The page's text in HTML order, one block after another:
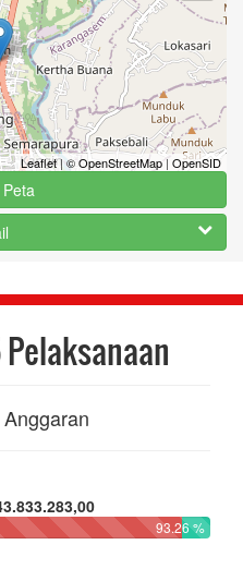
Leaflet|© OpenStreetMap|OpenSID
93.26 %